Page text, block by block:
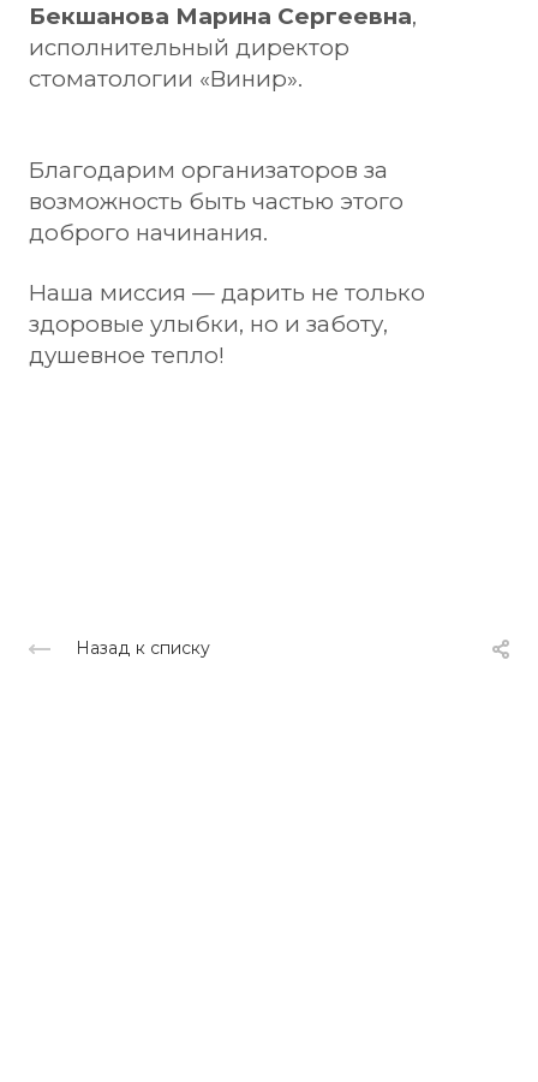
Бекшанова Марина Сергеевна,
исполнительный директор
стоматологии «Винир».
Благодарим организаторов за
возможность быть частью этого
доброго начинания.
Наша миссия — дарить не только
здоровые улыбки, но и заботу,
душевное тепло!
Назад к списку